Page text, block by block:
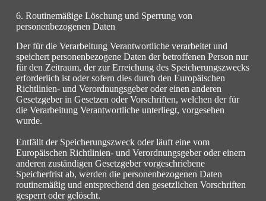
6. Routinemäßige Löschung und Sperrung von
personenbezogenen Daten
Der für die Verarbeitung Verantwortliche verarbeitet und
speichert personenbezogene Daten der betroffenen Person nur
für den Zeitraum, der zur Erreichung des Speicherungszwecks
erforderlich ist oder sofern dies durch den Europäischen
Richtlinien- und Verordnungsgeber oder einen anderen
Gesetzgeber in Gesetzen oder Vorschriften, welchen der für
die Verarbeitung Verantwortliche unterliegt, vorgesehen
wurde.
Entfällt der Speicherungszweck oder läuft eine vom
Europäischen Richtlinien- und Verordnungsgeber oder einem
anderen zuständigen Gesetzgeber vorgeschriebene
Speicherfrist ab, werden die personenbezogenen Daten
routinemäßig und entsprechend den gesetzlichen Vorschriften
gesperrt oder gelöscht.